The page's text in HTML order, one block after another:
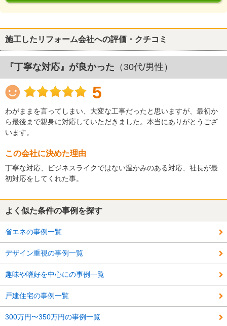
施工したリフォーム会社への評価・クチコミ
『丁寧な対応』が良かった （30代/男性）
5
わがままを言ってしまい、大変な工事だったと思いますが、最初か
ら最後まで親身に対応していただきました。本当にありがとうござ
います。
この会社に決めた理由
丁寧な対応、ビジネスライクではない温かみのある対応、社長が最
初対応をしてくれた事。
よく似た条件の事例を探す
省エネの事例一覧
デザイン重視の事例一覧
趣味や嗜好を中心にの事例一覧
戸建住宅の事例一覧
300万円〜350万円の事例一覧